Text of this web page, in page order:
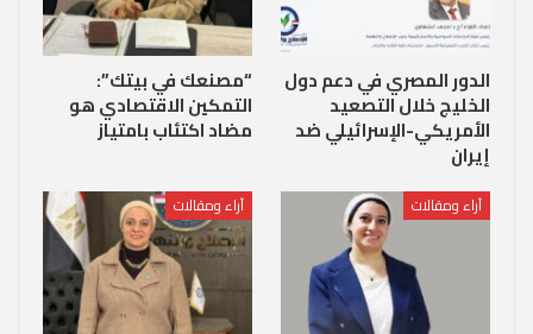
الدور المصري في دعم دول
الخليج خلال التصعيد
الأمريكي-الإسرائيلي ضد
إيران
“مصنعك في بيتك”:
التمكين الاقتصادي هو
مضاد اكتئاب بامتياز
آراء ومقالات آراء ومقالات